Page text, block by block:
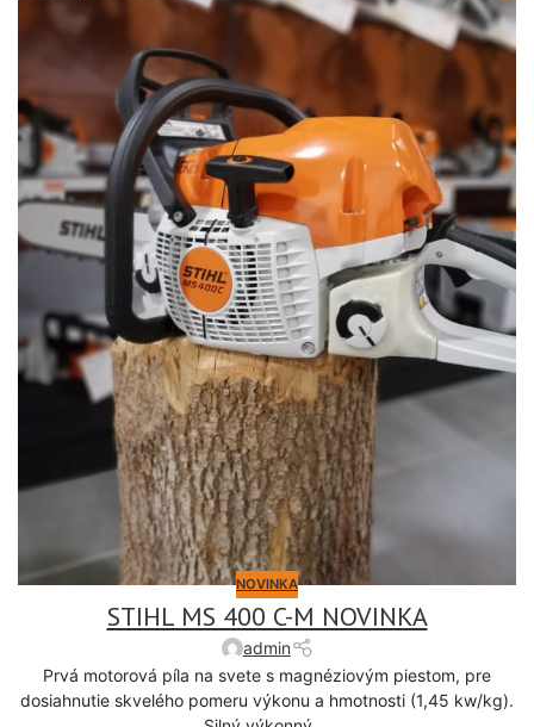
NOVINKA
STIHL MS 400 C-M NOVINKA
admin
Prvá motorová píla na svete s magnéziovým piestom, pre
dosiahnutie skvelého pomeru výkonu a hmotnosti (1,45 kw/kg).